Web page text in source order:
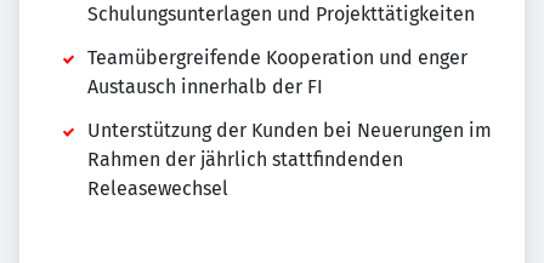
Schulungsunterlagen und Projekttätigkeiten
Teamübergreifende Kooperation und enger
Austausch innerhalb der FI
Unterstützung der Kunden bei Neuerungen im
Rahmen der jährlich stattfindenden
Releasewechsel